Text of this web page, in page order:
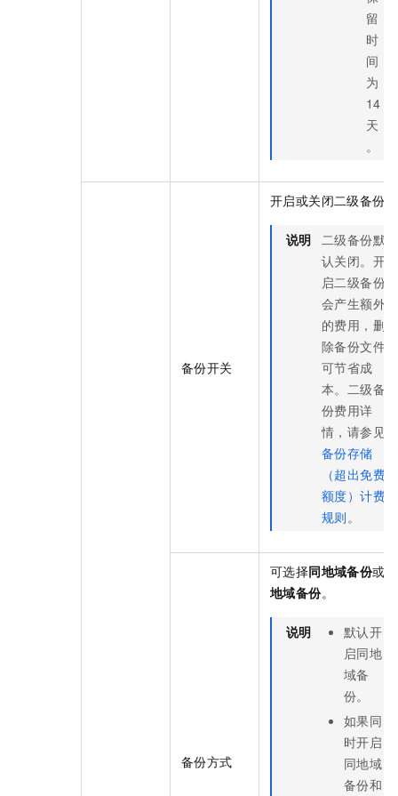
留
时
间
为
14
天
。
备份开关
开启或关闭二级备份。
说明 二级备份默
认关闭。开
启二级备份
会产生额外
的费用，删
除备份文件
可节省成
本。二级备
份费用详
情，请参见
备份存储
（超出免费
额度）计费
规则。
备份方式
可选择同地域备份或
地域备份。
说明
默认开
启同地
域备
份。
如果同
时开启
同地域
备份和